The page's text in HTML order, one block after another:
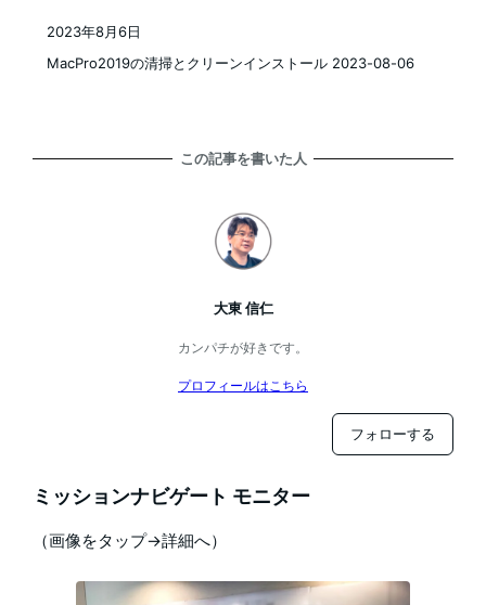
MacPro2019の清掃とクリーンインストール 2023-08-06
2023年8月6日
この記事を書いた人
大東 信仁
カンパチが好きです。
プロフィールはこちら
フォローする
ミッションナビゲート モニター
（画像をタップ→詳細へ）